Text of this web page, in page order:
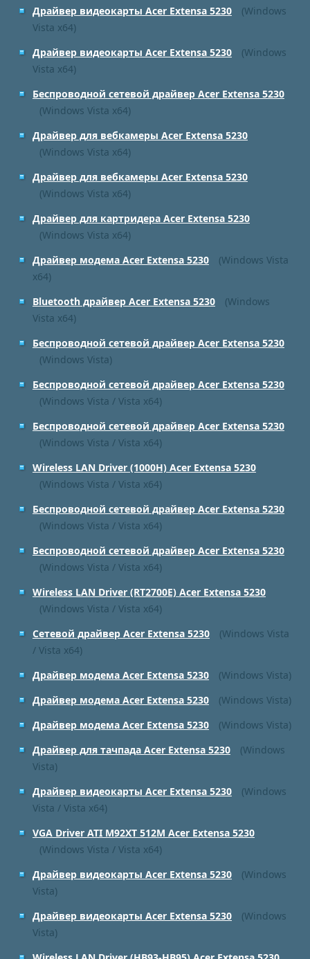
Драйвер видеокарты Acer Extensa 5230
(Windows
Vista x64)
Драйвер видеокарты Acer Extensa 5230
(Windows
Vista x64)
Беспроводной сетевой драйвер Acer Extensa 5230
(Windows Vista x64)
Драйвер для вебкамеры Acer Extensa 5230
(Windows Vista x64)
Драйвер для вебкамеры Acer Extensa 5230
(Windows Vista x64)
Драйвер для картридера Acer Extensa 5230
(Windows Vista x64)
Драйвер модема Acer Extensa 5230
(Windows Vista
x64)
Bluetooth драйвер Acer Extensa 5230
(Windows
Vista x64)
Беспроводной сетевой драйвер Acer Extensa 5230
(Windows Vista)
Беспроводной сетевой драйвер Acer Extensa 5230
(Windows Vista / Vista x64)
Беспроводной сетевой драйвер Acer Extensa 5230
(Windows Vista / Vista x64)
Wireless LAN Driver (1000H) Acer Extensa 5230
(Windows Vista / Vista x64)
Беспроводной сетевой драйвер Acer Extensa 5230
(Windows Vista / Vista x64)
Беспроводной сетевой драйвер Acer Extensa 5230
(Windows Vista / Vista x64)
Wireless LAN Driver (RT2700E) Acer Extensa 5230
(Windows Vista / Vista x64)
Сетевой драйвер Acer Extensa 5230
(Windows Vista
/ Vista x64)
Драйвер модема Acer Extensa 5230
(Windows Vista)
Драйвер модема Acer Extensa 5230
(Windows Vista)
Драйвер модема Acer Extensa 5230
(Windows Vista)
Драйвер для тачпада Acer Extensa 5230
(Windows
Vista)
Драйвер видеокарты Acer Extensa 5230
(Windows
Vista / Vista x64)
VGA Driver ATI M92XT 512M Acer Extensa 5230
(Windows Vista / Vista x64)
Драйвер видеокарты Acer Extensa 5230
(Windows
Vista)
Драйвер видеокарты Acer Extensa 5230
(Windows
Vista)